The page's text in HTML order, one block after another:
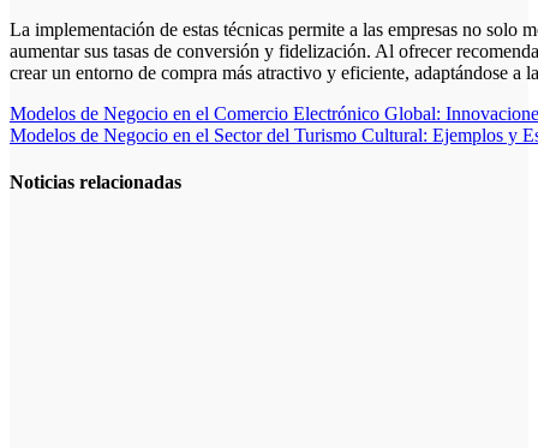
La implementación de estas técnicas permite a las empresas no solo
aumentar sus tasas de conversión y fidelización. Al ofrecer
crear un entorno de compra más atractivo y eficiente, adaptándose a
Navegación
de
entradas
Modelos de Negocio en el Comercio Electrónico Global:
Modelos de Negocio en el Sector del Turismo Cultural: Ejemplos y
Noticias relacionadas